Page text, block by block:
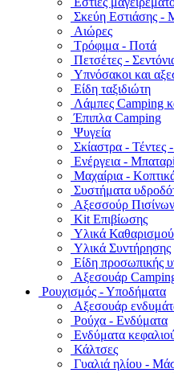
Σκεύη Εστιάσης -
Αιώρες
Τρόφιμα - Ποτά
Πετσέτες -
Υπνόσακοι και
Είδη ταξιδιώτη
Λάμπες Camping
Έπιπλα Camping
Ψυγεία
Σκίαστρα - Τέντες
Ενέργεια -
Μαχαίρια -
Συστήματα
Αξεσσούρ Πισίνων
Kit Επιβίωσης
Υλικά Καθαρισμού
Υλικά Συντήρησης
Είδη προσωπικής
Αξεσουάρ
Ρουχισμός - Υποδήματα
Αξεσουάρ
Ρούχα - Ενδύματα
Ενδύματα
Κάλτσες
Γυαλιά ηλίου -